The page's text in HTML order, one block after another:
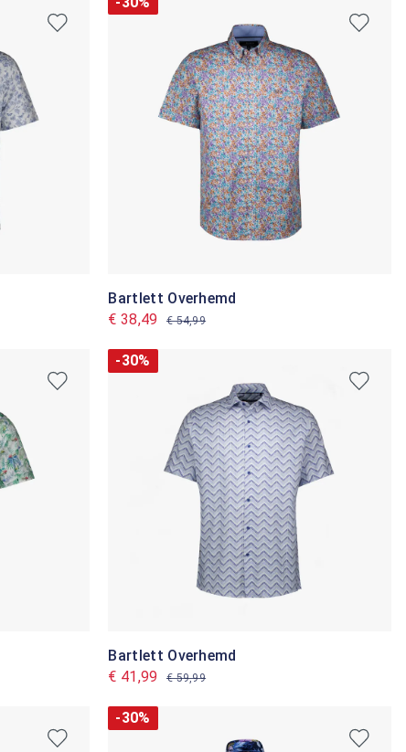
Bartlett Overhemd
€ 38,49
€ 54,99
-30%
Bartlett Overhemd
€ 41,99
€ 59,99
-30%